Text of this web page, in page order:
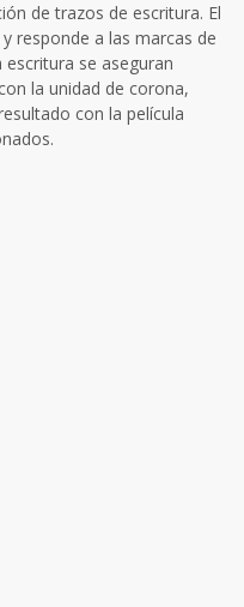
de trazos de escritura. El
responde a las marcas de
se aseguran
la unidad de corona,
con la película